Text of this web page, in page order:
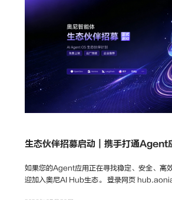
生态伙伴招募启动｜携手打通Agent
如果您的Agent应用正在寻找稳定、安全、高
迎加入奥尼AI Hub生态。 登录网页